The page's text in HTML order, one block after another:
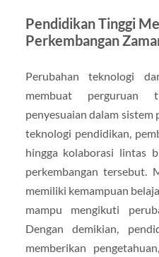
Pendidikan Tinggi
Perkembangan
Perubahan teknologi
membuat perguruan
penyesuaian dalam sistem
teknologi pendidikan,
hingga kolaborasi lintas
perkembangan tersebut.
memiliki kemampuan
mampu mengikuti
Dengan demikian,
memberikan